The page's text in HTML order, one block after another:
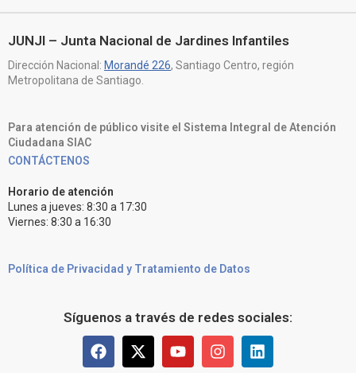
JUNJI – Junta Nacional de Jardines Infantiles
Dirección Nacional: Morandé 226, Santiago Centro, región
Metropolitana de Santiago.
Para atención de público visite el Sistema Integral de Atención
Ciudadana SIAC
CONTÁCTENOS
Horario de atención
Lunes a jueves: 8:30 a 17:30
Viernes: 8:30 a 16:30
Política de Privacidad y Tratamiento de Datos
Síguenos a través de redes sociales: